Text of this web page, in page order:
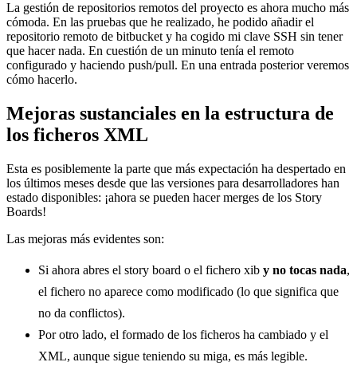
La gestión de repositorios remotos del proyecto es ahora mucho más
cómoda. En las pruebas que he realizado, he podido añadir el
repositorio remoto de bitbucket y ha cogido mi clave SSH sin tener
que hacer nada. En cuestión de un minuto tenía el remoto
configurado y haciendo push/pull. En una entrada posterior veremos
cómo hacerlo.
Mejoras sustanciales en la estructura de
los ficheros XML
Esta es posiblemente la parte que más expectación ha despertado en
los últimos meses desde que las versiones para desarrolladores han
estado disponibles: ¡ahora se pueden hacer merges de los Story
Boards!
Las mejoras más evidentes son:
Si ahora abres el story board o el fichero xib y no tocas nada,
el fichero no aparece como modificado (lo que significa que
no da conflictos).
Por otro lado, el formado de los ficheros ha cambiado y el
XML, aunque sigue teniendo su miga, es más legible.